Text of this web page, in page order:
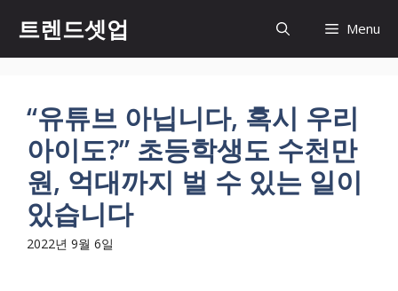
츠
트렌드셋업 Menu
“유튜브 아닙니다, 혹시 우리
아이도?” 초등학생도 수천만
원, 억대까지 벌 수 있는 일이
있습니다
2022년 9월 6일